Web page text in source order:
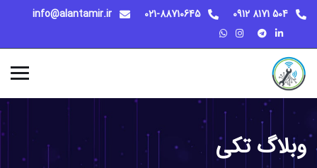
021-88710645
وبلاگ تکی